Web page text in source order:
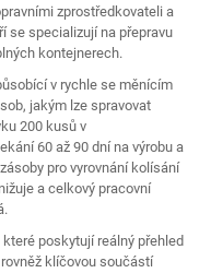
zprostředkovateli a
se specializují na přepravu
kontejnerech.
v rychle se měnícím
jakým lze spravovat
200 kusů v
60 až 90 dní na výrobu a
pro vyrovnání kolísání
a celkový pracovní
poskytují reálný přehled
klíčovou součástí